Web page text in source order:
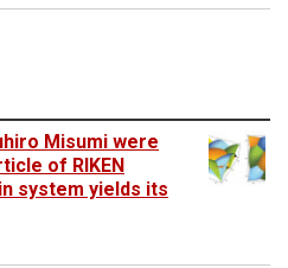
Misumi were
of RIKEN
system yields its